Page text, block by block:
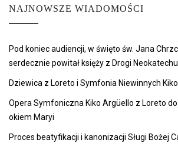
NAJNOWSZE WIADOMOŚCI
Pod koniec audiencji, w święto św. Jana
serdecznie powitał księży z Drogi
Dziewica z Loreto i Symfonia Niewinnych
Opera Symfoniczna Kiko Argüello z Loreto
okiem Maryi
Proces beatyfikacji i kanonizacji Sługi Bożej